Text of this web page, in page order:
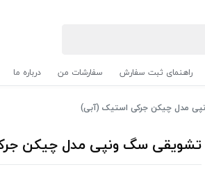
راهنمای ثبت سفارش سفارشات من درباره ما
مدل چیکن جرکی استیک (آبی)
تشویقی سگ ونپی مدل چیکن